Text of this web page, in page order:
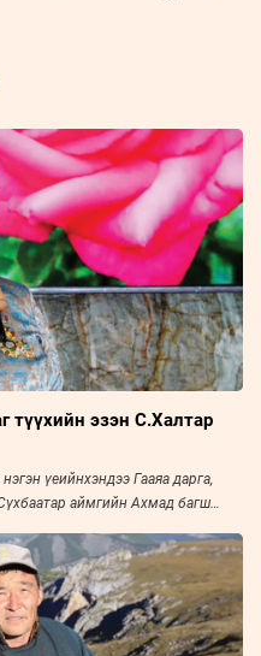
түүхийн эзэн С.Халтар
үеийнхэндээ Гааяа дарга,
аймгийн Ахмад багш
буландаа урьж, ярилцлаа. Эрч
улс, орны нийгэм, эдийн
тодхон харагдана.